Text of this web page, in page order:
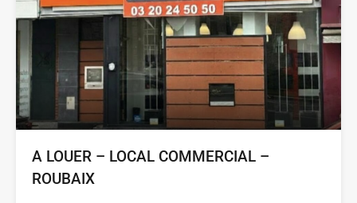
A LOUER – LOCAL COMMERCIAL –
ROUBAIX